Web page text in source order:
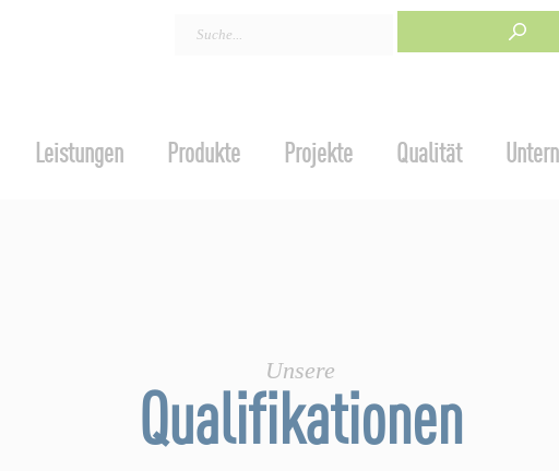
Leistungen Produkte Projekte Qualität
Unsere
Qualifikationen